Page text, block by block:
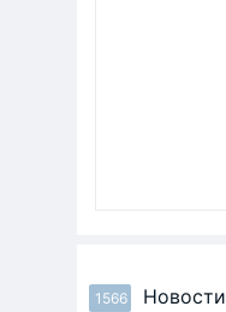
1566 Новости